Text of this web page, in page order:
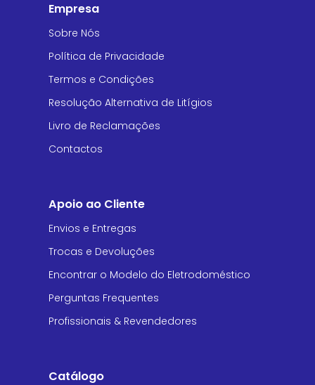
Empresa
Sobre Nós
Política de Privacidade
Termos e Condições
Resolução Alternativa de Litígios
Livro de Reclamações
Contactos
Apoio ao Cliente
Envios e Entregas
Trocas e Devoluções
Encontrar o Modelo do Eletrodoméstico
Perguntas Frequentes
Profissionais & Revendedores
Catálogo